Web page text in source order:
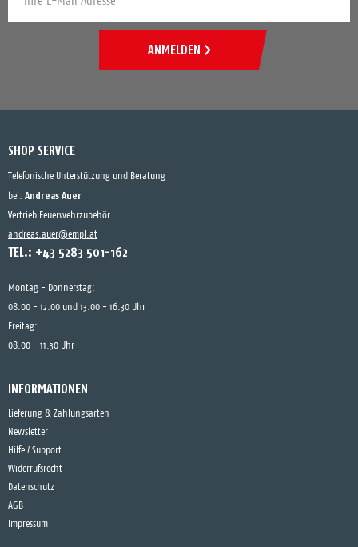
ANMELDEN
SHOP SERVICE
Telefonische Unterstützung und Beratung
bei: Andreas Auer
Vertrieb Feuerwehrzubehör
andreas.auer@empl.at
TEL.: +43 5283 501-162
Montag - Donnerstag:
08.00 - 12.00 und 13.00 - 16.30 Uhr
Freitag:
08.00 - 11.30 Uhr
INFORMATIONEN
Lieferung & Zahlungsarten
Newsletter
Hilfe / Support
Widerrufsrecht
Datenschutz
AGB
Impressum